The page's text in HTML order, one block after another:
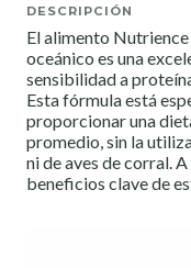
DESCRIPCIÓN
El alimento
oceánico es una
sensibilidad a
Esta fórmula está
proporcionar una
promedio, sin la
ni de aves de corral.
beneficios clave de